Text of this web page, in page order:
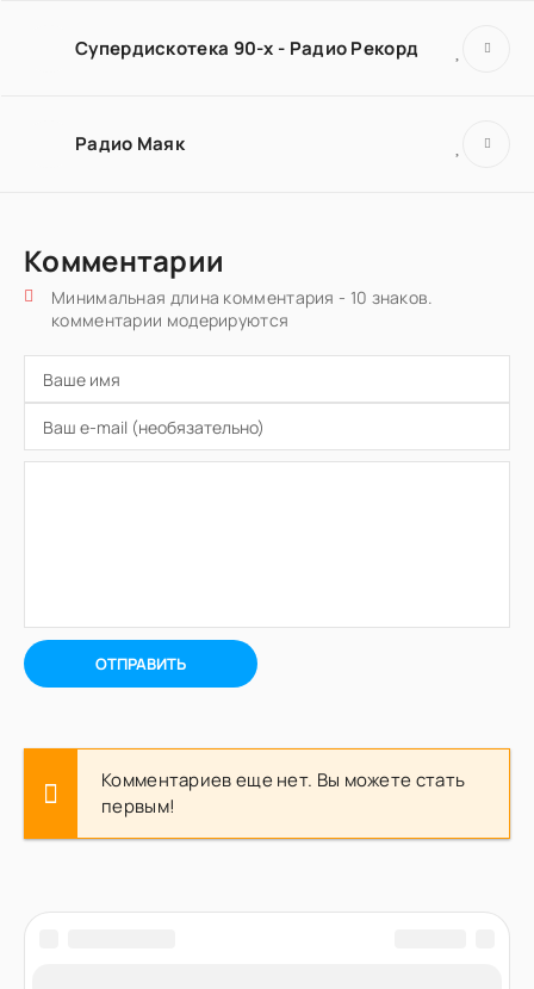
Супердискотека 90-х - Радио Рекорд
Радио Маяк
Комментарии
Минимальная длина комментария - 10 знаков.
комментарии модерируются
ОТПРАВИТЬ
Комментариев еще нет. Вы можете стать
первым!